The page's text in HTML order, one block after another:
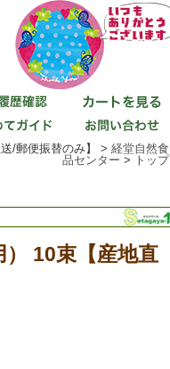
/郵便振替のみ】 > 経堂自然食
品センター > トップ
10束【産地直